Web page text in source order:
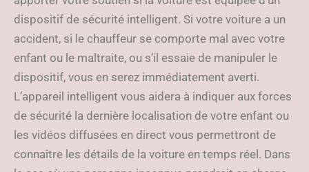
dispositif de sécurité intelligent. Si votre voiture a un
accident, si le chauffeur se comporte mal avec votre
enfant ou le maltraite, ou s’il essaie de manipuler le
dispositif, vous en serez immédiatement averti.
L’appareil intelligent vous aidera à indiquer aux forces
de sécurité la dernière localisation de votre enfant ou
les vidéos diffusées en direct vous permettront de
connaître les détails de la voiture en temps réel. Dans